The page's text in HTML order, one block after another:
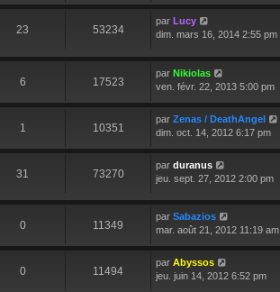
23 53234
par Lucy
dim. mars 16, 2014 2:55 pm
6 17523
par Nikiolas
ven. févr. 22, 2013 5:00 pm
1 10351
par Zenas / DeathAngel
dim. oct. 14, 2012 6:17 pm
31 73270
par duranus
jeu. sept. 27, 2012 2:00 pm
0 11349
par Sabazios
mar. août 21, 2012 11:19 am
0 11494
par Abyssos
jeu. juin 14, 2012 6:52 pm